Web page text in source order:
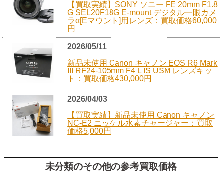
【買取実績】SONY ソニー FE 20mm F1.8
G SEL20F18G E-mount デジタル一眼カメ
ラα[Eマウント]用レンズ：買取価格60,000
円
2026/05/11
新品未使用 Canon キャノン EOS R6 Mark
III RF24-105mm F4 L IS USM レンズキッ
ト：買取価格430,000円
2026/04/03
【買取実績】新品未使用 Canon キャノン
NC-E2 ニッケル水素チャージャー：買取
価格5,000円
未分類のその他の参考買取価格